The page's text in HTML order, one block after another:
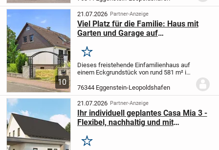
Handwerker sowie Kapitalanleger, die
das...
10
21.07.2026 Partner-Anzeige
Viel Platz für die Familie: Haus mit
Garten und Garage auf
Merken
Dieses freistehende Einfamilienhaus auf
einem Eckgrundstück von rund 581 m² in
m² Wohnfläche fünf Zimmer über zwei
Etagen - dazu ein vollständig
unterkellertes...
76344 Eggenstein-Leopoldshafen
21.07.2026 Partner-Anzeige
Ihr individuell geplantes Casa Mia 3 -
Flexibel, nachhaltig und mit
Merken